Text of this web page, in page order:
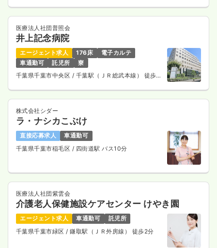
医療法人社団普照会
井上記念病院
エージェント求人 176床
電子カルテ
車通勤可
託児所
寮
千葉県千葉市中央区 / 千葉駅（ＪＲ総武本線） 徒歩7
株式会社シダー
ラ・ナシカこぶけ
直接応募求人
車通勤可
千葉県千葉市稲毛区 / 四街道駅 バス10分
医療法人社団紫雲会
介護老人保健施設ケアセンター けやき園
エージェント求人 車通勤可
託児所
千葉県千葉市緑区 / 鎌取駅（ＪＲ外房線） 徒歩2分